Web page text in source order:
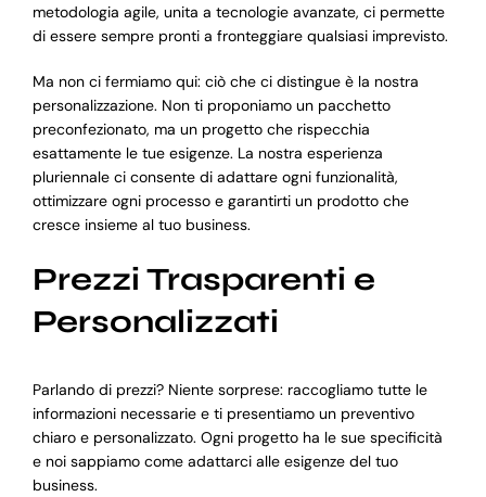
metodologia agile, unita a tecnologie avanzate, ci permette
di essere sempre pronti a fronteggiare qualsiasi imprevisto.
Ma non ci fermiamo qui: ciò che ci distingue è la nostra
personalizzazione. Non ti proponiamo un pacchetto
preconfezionato, ma un progetto che rispecchia
esattamente le tue esigenze. La nostra esperienza
pluriennale ci consente di adattare ogni funzionalità,
ottimizzare ogni processo e garantirti un prodotto che
cresce insieme al tuo business.
Prezzi Trasparenti e
Personalizzati
Parlando di prezzi? Niente sorprese: raccogliamo tutte le
informazioni necessarie e ti presentiamo un preventivo
chiaro e personalizzato. Ogni progetto ha le sue specificità
e noi sappiamo come adattarci alle esigenze del tuo
business.